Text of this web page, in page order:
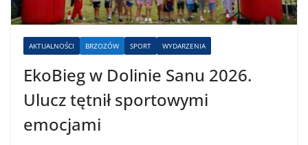
AKTUALNOŚCI BRZOZÓW SPORT WYDARZENIA
EkoBieg w Dolinie Sanu 2026.
Ulucz tętnił sportowymi
emocjami